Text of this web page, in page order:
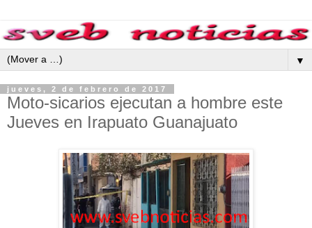
▼
jueves, 2 de febrero de 2017
Moto-sicarios ejecutan a hombre este
Jueves en Irapuato Guanajuato